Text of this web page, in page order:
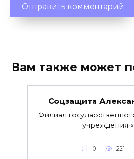
Вам также может
Соцзащита
Филиал
учреждения «
0 221